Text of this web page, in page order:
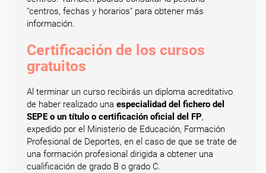
"centros, fechas y horarios" para obtener más
información.
Certificación de los cursos
gratuitos
Al terminar un curso recibirás un diploma acreditativo
de haber realizado una especialidad del fichero del
SEPE o un título o certificación oficial del FP,
expedido por el Ministerio de Educación, Formación
Profesional de Deportes, en el caso de que se trate de
una formación profesional dirigida a obtener una
cualificación de grado B o grado C.